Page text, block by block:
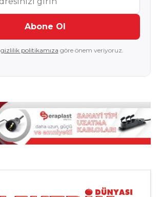
Abone Ol
gizlilik politikamıza göre önem veriyoruz.